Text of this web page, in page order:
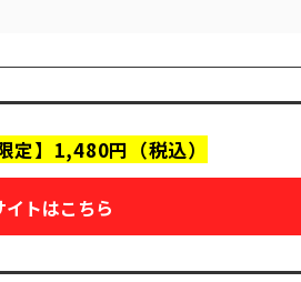
定】1,480円（税込）
イトはこちら